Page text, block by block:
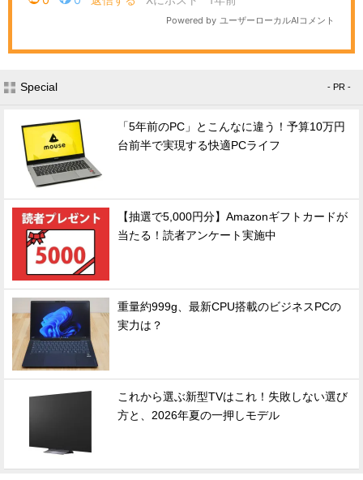
Special - PR -
「5年前のPC」とこんなに違う！予算10万円
台前半で実現する快適PCライフ
【抽選で5,000円分】Amazonギフトカードが
当たる！読者アンケート実施中
重量約999g、最新CPU搭載のビジネスPCの
実力は？
これから選ぶ新型TVはこれ！失敗しない選び
方と、2026年夏の一押しモデル